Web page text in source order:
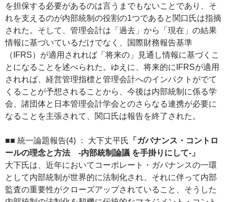
を担保する必要があるのは言うまでもないことであり、そ
れを支えるのが内部統制の役割の1つであると関口氏は指摘
された。そして、管理会計は「過去」から「現在」の結果
情報に基づいているだけでなく、国際財務報告基準
（IFRS）が適用されれば「将来の」見通し情報に基づくこ
とになることを述べられた。ゆえに、将来的にIFRSが適用
されれば、経営管理指標と管理会計へのインパクトがでて
くることが予想されることから、今後は内部統制に係る学
会、諸団体と日本管理会計学会とのさらなる連携が必要に
なることを主張されて、関口氏は報告を終了された。
■■ 統一論題報告(4) ： 大下丈平氏 「ガバナンス・コントロ
ールの理念と方法 ‐内部統制論議 を手掛りにして‐」
大下氏は、近年においてコーポレート・ガバナンスの一環
として内部統制が世界的に法制化され、それに伴って内部
監査の重要性がクローズアップされていること、そうした